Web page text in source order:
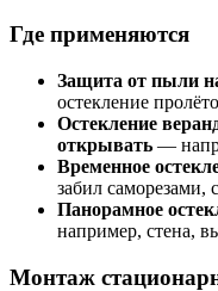
Где применяются
Защита от пыли
остекление
Остекление
открывать —
Временное
забил саморезами,
Панорамное
например, стена,
Монтаж